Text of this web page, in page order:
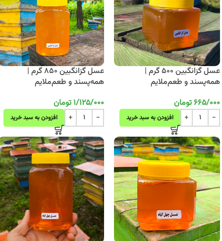
عسل گزانگبین 500 گرم |
همه‌پسند و طعم‌ملایم
665/000 تومان
افزودن به سبد خرید
عسل گزانگبین 850 گرم |
همه‌پسند و طعم‌ملایم
1/125/000تومان
افزودن به سبد خرید